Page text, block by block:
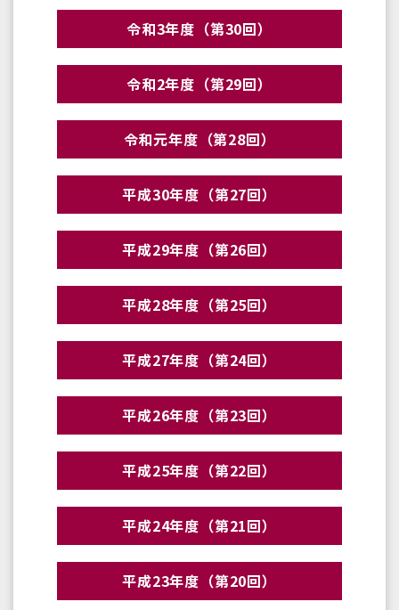
令和3年度（第30回）
令和2年度（第29回）
令和元年度（第28回）
平成30年度（第27回）
平成29年度（第26回）
平成28年度（第25回）
平成27年度（第24回）
平成26年度（第23回）
平成25年度（第22回）
平成24年度（第21回）
平成23年度（第20回）